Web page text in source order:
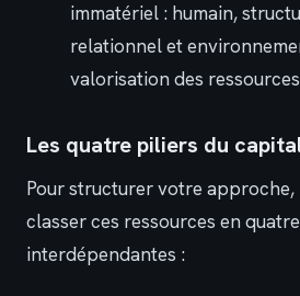
immatériel : humain,
relationnel et
valorisation des
Les quatre piliers du
Pour structurer votre approche,
classer ces ressources en
interdépendantes :